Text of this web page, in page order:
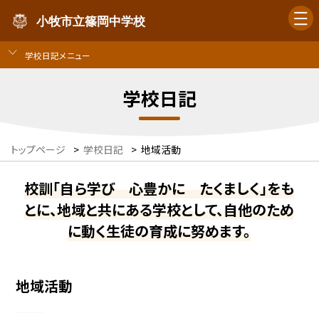
小牧市立篠岡中学校
学校日記メニュー
学校日記
トップページ > 学校日記 > 地域活動
校訓「自ら学び 心豊かに たくましく」をも
とに、地域と共にある学校として、自他のため
に動く生徒の育成に努めます。
地域活動